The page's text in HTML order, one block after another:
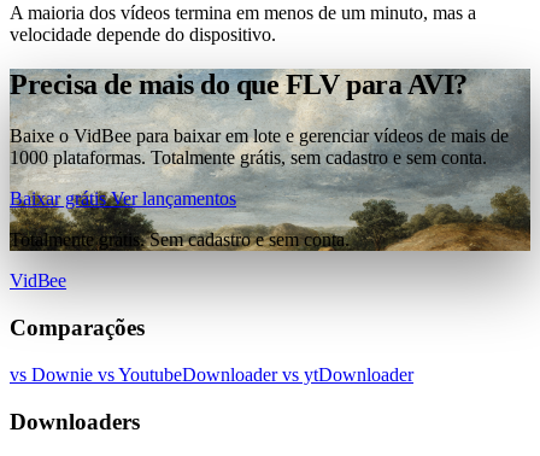
A maioria dos vídeos termina em menos de um minuto, mas a
velocidade depende do dispositivo.
Precisa de mais do que FLV para AVI?
Baixe o VidBee para baixar em lote e gerenciar vídeos de mais de
1000 plataformas. Totalmente grátis, sem cadastro e sem conta.
Baixar grátisVer lançamentos
Totalmente grátis. Sem cadastro e sem conta.
VidBee
Comparações
vs Downie vs YoutubeDownloadervs ytDownloader
Downloaders